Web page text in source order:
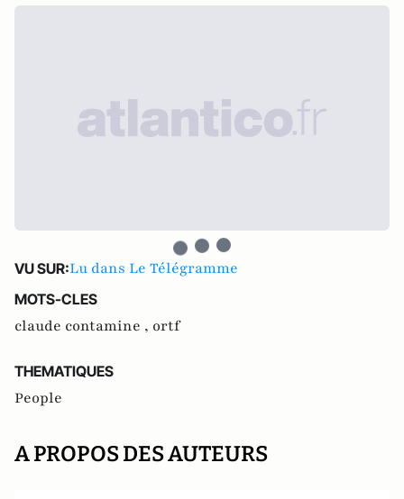
VU SUR:Lu dans Le Télégramme
MOTS-CLES
claude contamine , ortf
THEMATIQUES
People
A PROPOS DES AUTEURS